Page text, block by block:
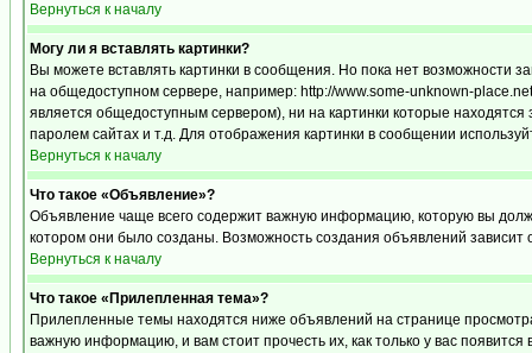
Вернуться к началу
Могу ли я вставлять картинки?
Вы можете вставлять картинки в сообщения. Но пока нет возможности
на общедоступном сервере, например: http://www.some-unknown-
является общедоступным сервером), ни на картинки которые
паролем сайтах и т.д. Для отображения картинки в сообщении
Вернуться к началу
Что такое «Объявление»?
Объявление чаще всего содержит важную информацию, которую вы
котором они было созданы. Возможность создания объявлений
Вернуться к началу
Что такое «Прилепленная тема»?
Прилепленные темы находятся ниже объявлений на странице
важную информацию, и вам стоит прочесть их, как только у вас